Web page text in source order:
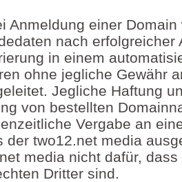
Anmeldung einer Domain
nach erfolgreicher
in einem
ohne jegliche Gewähr
Jegliche Haftung
von bestellten
Vergabe an
der two12.net media
media nicht dafür,
Dritter sind.